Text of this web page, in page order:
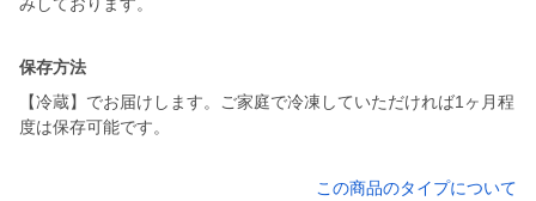
保存方法
【冷蔵】でお届けします。ご家庭で冷凍していただければ1ヶ月程
度は保存可能です。
この商品のタイプについて